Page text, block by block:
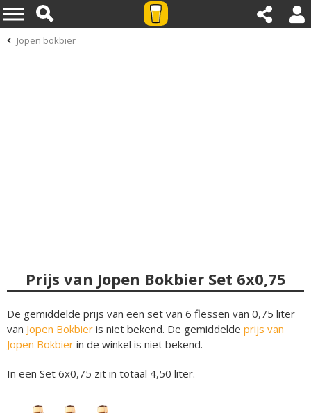
Jopen bokbier
Prijs van Jopen Bokbier Set 6x0,75
De gemiddelde prijs van een set van 6 flessen van 0,75 liter
van Jopen Bokbier is niet bekend. De gemiddelde prijs van
Jopen Bokbier in de winkel is niet bekend.
In een Set 6x0,75 zit in totaal 4,50 liter.